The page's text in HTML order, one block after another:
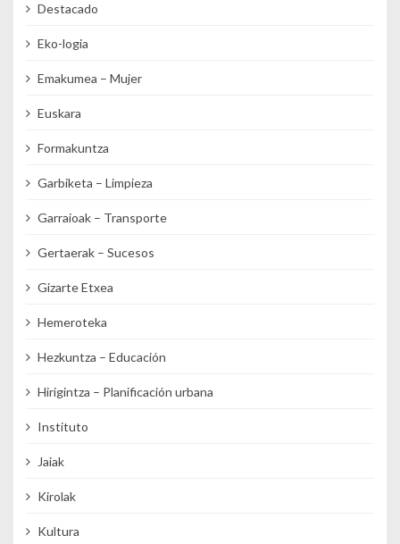
Destacado
Eko-logia
Emakumea – Mujer
Euskara
Formakuntza
Garbiketa – Limpieza
Garraioak – Transporte
Gertaerak – Sucesos
Gizarte Etxea
Hemeroteka
Hezkuntza – Educación
Hirigintza – Planificación urbana
Instituto
Jaiak
Kirolak
Kultura